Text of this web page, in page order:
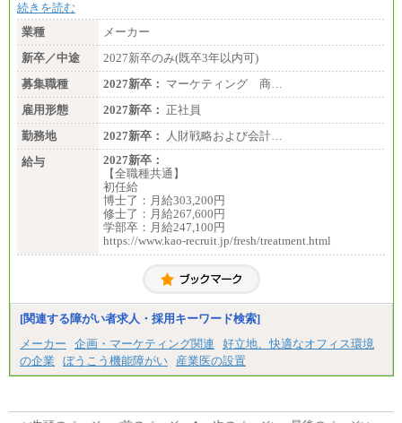
続きを読む
業種
メーカー
新卒／中途
2027新卒のみ(既卒3年以内可)
募集職種
2027新卒： マーケティング 商…
雇用形態
2027新卒： 正社員
勤務地
2027新卒：
人財戦略および会計…
給与
2027新卒：
【全職種共通】
初任給
博士了：月給303,200円
修士了：月給267,600円
学部卒：月給247,100円
https://www.kao-recruit.jp/fresh/treatment.html
[関連する障がい者求人・採用キーワード検索]
メーカー
企画・マーケティング関連
好立地、快適なオフィス環境
の企業
ぼうこう機能障がい 産業医の設置